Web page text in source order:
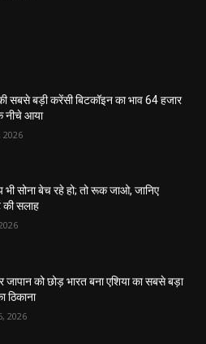
सबसे बड़ी करेंसी बिटकॉइन का भाव 64 हजार
नीचे आया
2026
भी सोना बेच रहे हो; तो रूक जाओ, जानिए
की सलाह
जापान को छोड़ भारत बना एशिया का सबसे बड़ा
ठिकाना
2026